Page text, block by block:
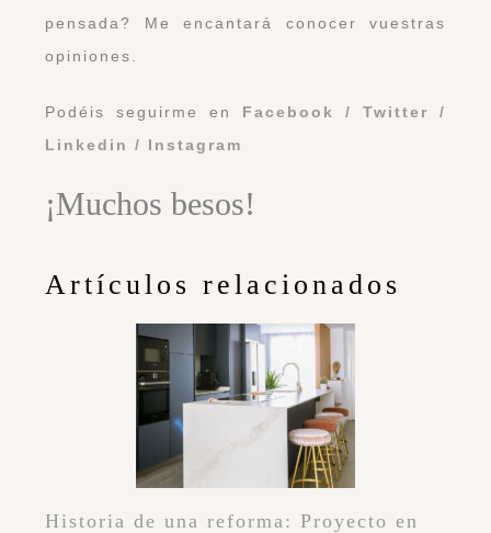
pensada? Me encantará conocer vuestras
opiniones.
Podéis seguirme en Facebook / Twitter
/
Linkedin / Instagram
¡Muchos besos!
Artículos relacionados
Historia de una reforma: Proyecto en